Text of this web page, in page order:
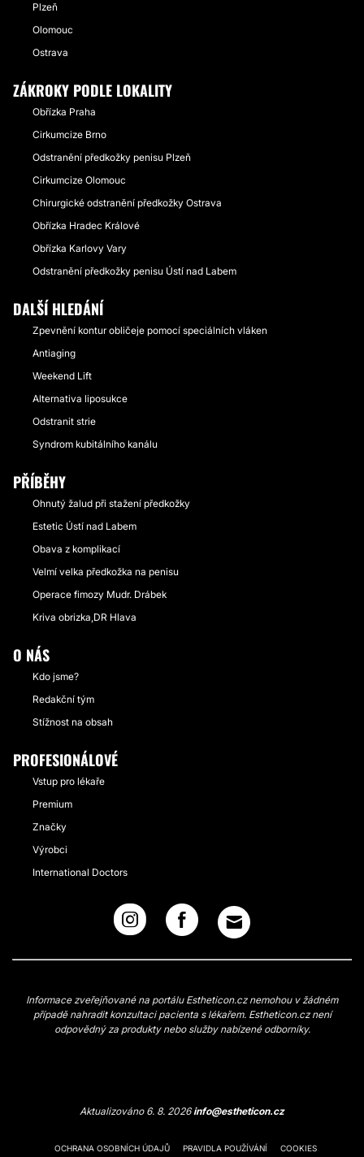
Plzeň
Olomouc
Ostrava
ZÁKROKY PODLE LOKALITY
Obřízka Praha
Cirkumcize Brno
Odstranění předkožky penisu Plzeň
Cirkumcize Olomouc
Chirurgické odstranění předkožky Ostrava
Obřízka Hradec Králové
Obřízka Karlovy Vary
Odstranění předkožky penisu Ústí nad Labem
DALŠÍ HLEDÁNÍ
Zpevnění kontur obličeje pomocí speciálních vláken
Antiaging
Weekend Lift
Alternativa liposukce
Odstranit strie
Syndrom kubitálního kanálu
PŘÍBĚHY
Ohnutý žalud při stažení předkožky
Estetic Ústí nad Labem
Obava z komplikací
Velmí velka předkožka na penisu
Operace fimozy Mudr. Drábek
Kriva obrizka,DR Hlava
O NÁS
Kdo jsme?
Redakční tým
Stížnost na obsah
PROFESIONÁLOVÉ
Vstup pro lékaře
Premium
Značky
Výrobci
International Doctors
Informace zveřejňované na portálu Estheticon.cz nemohou v žádném
případě nahradit konzultaci pacienta s lékařem. Estheticon.cz není
odpovědný za produkty nebo služby nabízené odborníky.
Aktualizováno 6. 8. 2026info@estheticon.cz
OCHRANA OSOBNÍCH ÚDAJŮ PRAVIDLA POUŽÍVÁNÍ COOKIES